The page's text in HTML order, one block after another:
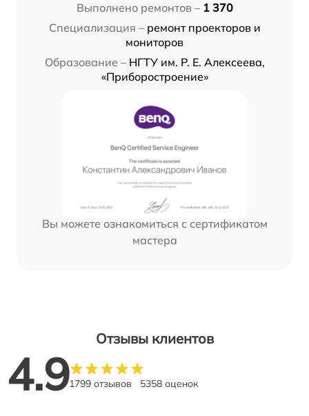
Выполнено ремонтов – 1 370
Специализация – ремонт проекторов и
мониторов
Образование – НГТУ им. Р. Е. Алексеева,
«Приборостроение»
Вы можете ознакомиться с сертификатом
мастера
Отзывы клиентов
4.91799 отзывов 5358 оценок